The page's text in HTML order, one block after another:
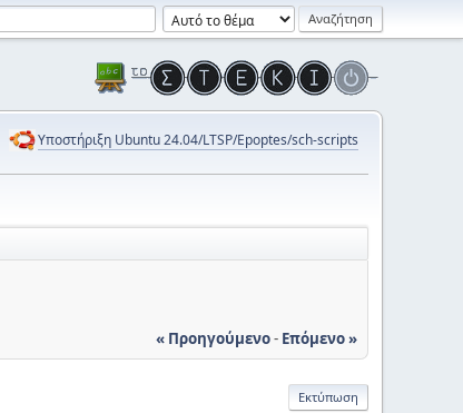
Υποστήριξη Ubuntu 24.04/LTSP/Epoptes/sch-scripts
« Προηγούμενο- Επόμενο »
Εκτύπωση